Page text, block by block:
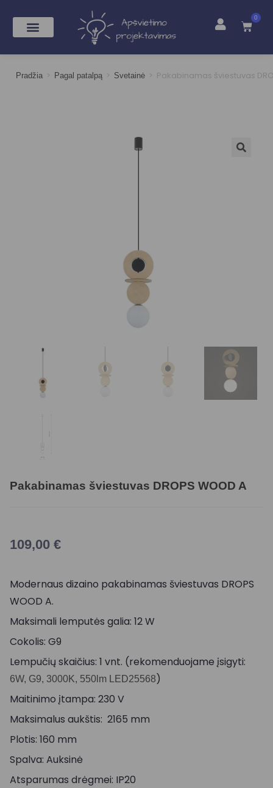
0
Pradžia > Pagal patalpą > Svetainė > Pakabinamas šviestuvas
Pakabinamas šviestuvas DROPS WOOD A
109,00 €
Modernaus dizaino pakabinamas šviestuvas DROPS
WOOD A.
Maksimali lemputės galia: 12 W
Cokolis: G9
Lempučių skaičius: 1 vnt. (rekomenduojame įsigyti:
6W, G9, 3000K, 550lm LED25568)
Maitinimo įtampa: 230 V
Maksimalus aukštis: 2165 mm
Plotis: 160 mm
Spalva: Auksinė
Atsparumas drėgmei: IP20